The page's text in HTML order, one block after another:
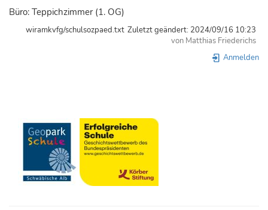
Büro: Teppichzimmer (1. OG)
wiramkvfg/schulsozpaed.txt Zuletzt geändert: 2024/09/16 10:23
von Matthias Friederichs
Anmelden